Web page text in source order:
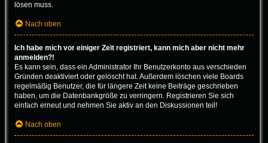
lösen muss.
Nach oben
Ich habe mich vor einiger Zeit registriert, kann mich aber nicht mehr
anmelden?!
Es kann sein, dass ein Administrator Ihr Benutzerkonto aus verschieden
Gründen deaktiviert oder gelöscht hat. Außerdem löschen viele Boards
regelmäßig Benutzer, die für längere Zeit keine Beiträge geschrieben
haben, um die Datenbankgröße zu verringern. Registrieren Sie sich
einfach erneut und nehmen Sie aktiv an den Diskussionen teil!
Nach oben